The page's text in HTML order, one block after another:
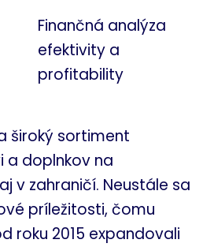
Finančná analýza
efektivity a
profitability
široký sortiment
a doplnkov na
v zahraničí. Neustále sa
príležitosti, čomu
roku 2015 expandovali